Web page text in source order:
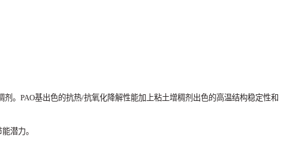
。 PAO基出色的抗热/抗氧化降解性能加上粘土增稠剂出色的高温结构稳定性和
潜力。